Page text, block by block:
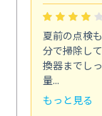
夏前の点検
分で掃除し
換器までし
量...
もっと見る